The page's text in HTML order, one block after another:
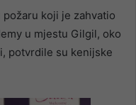
koji je zahvatio
u mjestu Gilgil, oko
potvrdile su kenijske